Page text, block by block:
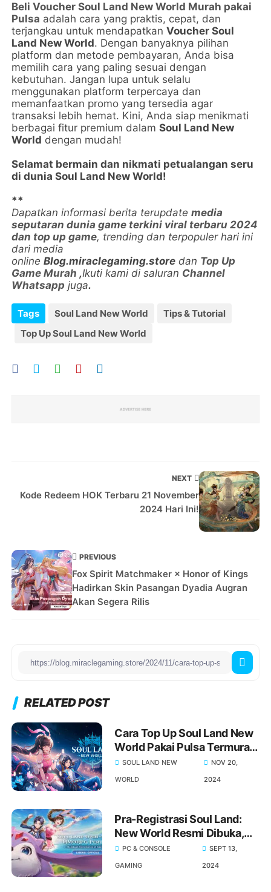
Beli Voucher Soul Land New World Murah pakai
Pulsa adalah cara yang praktis, cepat, dan
terjangkau untuk mendapatkanVoucher Soul
Land New World. Dengan banyaknya pilihan
platform dan metode pembayaran, Anda bisa
memilih cara yang paling sesuai dengan
kebutuhan. Jangan lupa untuk selalu
menggunakan platform terpercaya dan
memanfaatkan promo yang tersedia agar
transaksi lebih hemat. Kini, Anda siap menikmati
berbagai fitur premium dalamSoul Land New
World dengan mudah!
Selamat bermain dan nikmati petualangan seru
di dunia Soul Land New World!
**
Dapatkan informasi berita terupdatemedia
seputaran dunia game terkini viral terbaru 2024
dan top up game, trending dan terpopuler hari ini
dari media
onlineBlog.miraclegaming.store dan Top Up
Game Murah ,Ikuti kami di saluran Channel
Whatsapp juga.
Tags Soul Land New World
Tips & Tutorial
Top Up Soul Land New World
NEXT
Kode Redeem HOK Terbaru 21 November
2024 Hari Ini!
PREVIOUS
Fox Spirit Matchmaker × Honor of Kings
Hadirkan Skin Pasangan Dyadia Augran
Akan Segera Rilis
RELATED POST
Cara Top Up Soul Land New
World Pakai Pulsa Termurah,
Beli Voucher Soul Land New
World Murah Via Pulsa
SOUL LAND NEW
WORLD
NOV 20,
2024
Pra-Registrasi Soul Land:
New World Resmi Dibuka,
Daftar Sekarang!
PC & CONSOLE
GAMING
SEPT 13,
2024